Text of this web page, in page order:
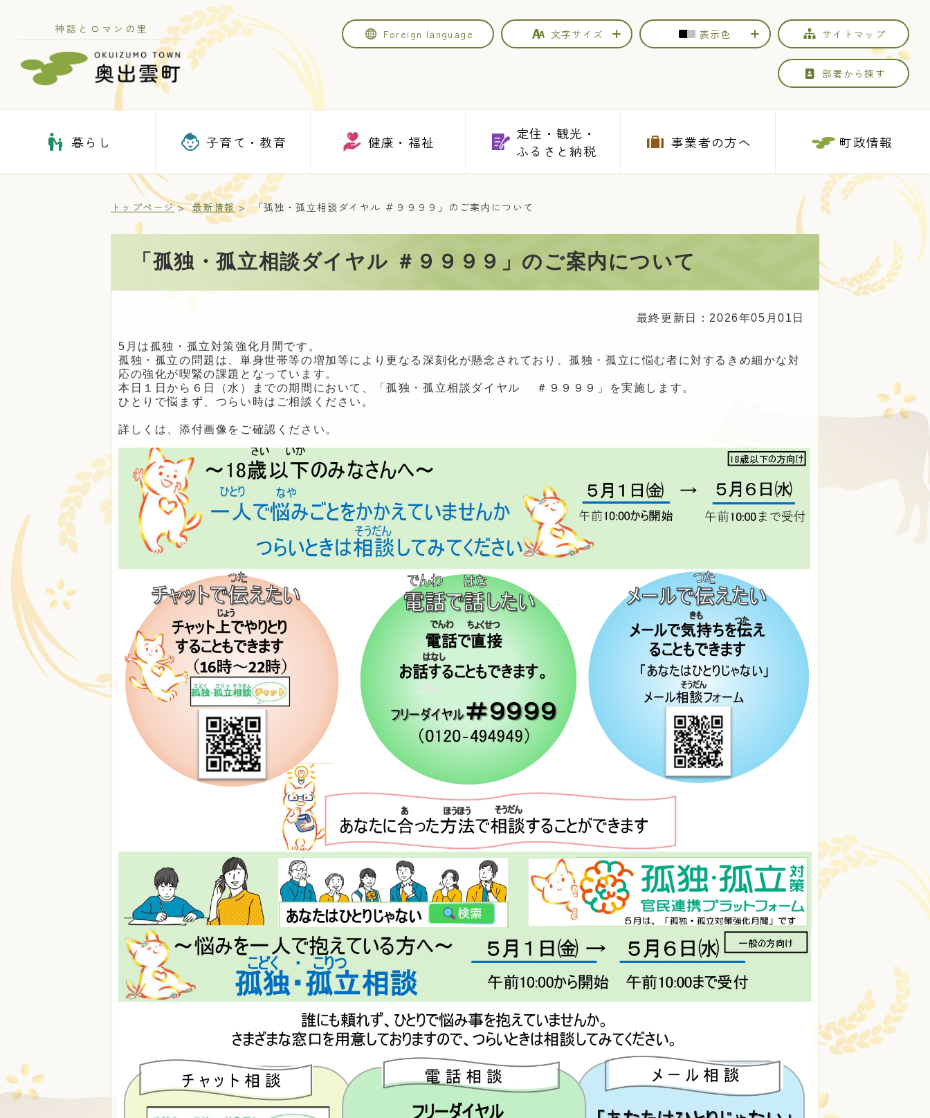
神話とロマンの里 Foreign language 文字サイズ 表示色 サイトマップ
部署から探す
暮らし 子育て・教育 健康・福祉
定住・観光・
ふるさと納税
事業者の方へ 町政情報
トップページ 最新情報 「孤独・孤立相談ダイヤル ＃９９９９」のご案内について
「孤独・孤立相談ダイヤル ＃９９９９」のご案内について
最終更新日：2026年05月01日
5月は孤独・孤立対策強化月間です。
孤独・孤立の問題は、単身世帯等の増加等により更なる深刻化が懸念されており、孤独・孤立に悩む者に対するきめ細かな対
応の強化が喫緊の課題となっています。
本日１日から６日（水）までの期間において、「孤独・孤立相談ダイヤル ＃９９９９」を実施します。
ひとりで悩まず、つらい時はご相談ください。
詳しくは、添付画像をご確認ください。